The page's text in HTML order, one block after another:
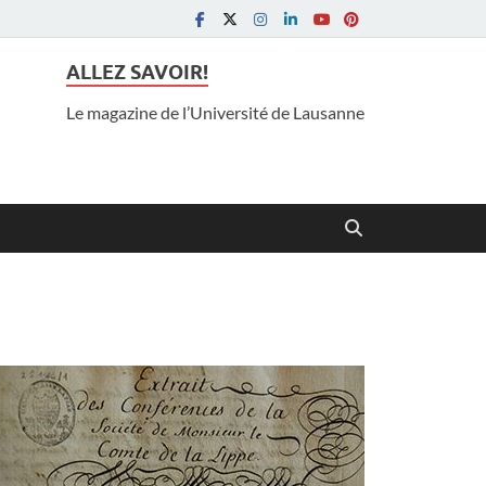
ALLEZ SAVOIR!
Le magazine de l’Université de Lausanne